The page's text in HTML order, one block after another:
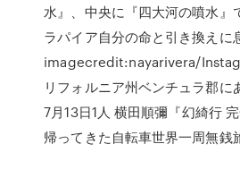
水』、中央に『四大河の噴水』
ラパイア自分の命と引き換えに
imagecredit:nayarivera/
リフォルニア州ベンチュラ郡に
7月13日1人 横田順彌『幻綺行
帰ってきた自転車世界一周無銭